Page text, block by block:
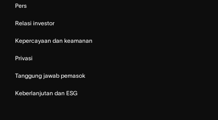
Pers
Relasi investor
Kepercayaan dan keamanan
Privasi
Tanggung jawab pemasok
Keberlanjutan dan ESG